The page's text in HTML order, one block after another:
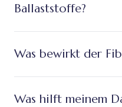
Ballaststoffe?
Was bewirkt der
Was hilft meinem